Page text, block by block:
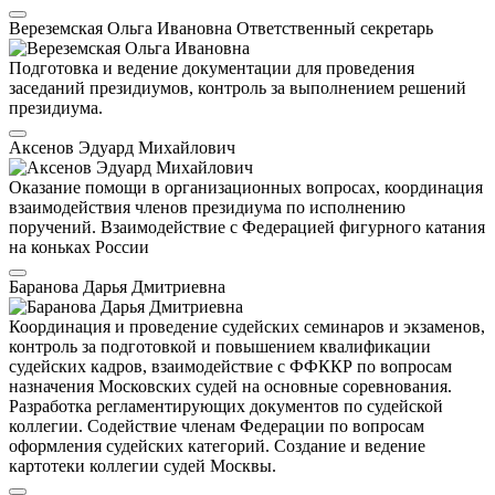
Вереземская Ольга Ивановна Ответственный секретарь
Подготовка и ведение документации для проведения
заседаний президиумов, контроль за выполнением решений
президиума.
Аксенов Эдуард Михайлович
Оказание помощи в организационных вопросах, координация
взаимодействия членов президиума по исполнению
поручений. Взаимодействие с Федерацией фигурного катания
на коньках России
Баранова Дарья Дмитриевна
Координация и проведение судейских семинаров и экзаменов,
контроль за подготовкой и повышением квалификации
судейских кадров, взаимодействие с ФФККР по вопросам
назначения Московских судей на основные соревнования.
Разработка регламентирующих документов по судейской
коллегии. Содействие членам Федерации по вопросам
оформления судейских категорий. Создание и ведение
картотеки коллегии судей Москвы.